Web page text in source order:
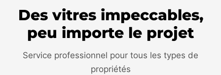
Des vitres impeccables,
peu importe le projet
Service professionnel pour tous les types de
propriétés